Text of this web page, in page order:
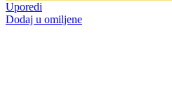
Uporedi
Dodaj u omiljene